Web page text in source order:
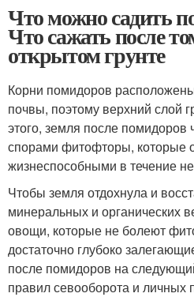
Что можно садить
Что сажать после
открытом грунте
Корни помидоров
почвы, поэтому верхний слой
этого, земля после помидоров
спорами фитофторы, которые
жизнеспособными в течение
Чтобы земля отдохнула и
минеральных и органических
овощи, которые не болеют
достаточно глубоко
после помидоров на
правил севооборота и личных